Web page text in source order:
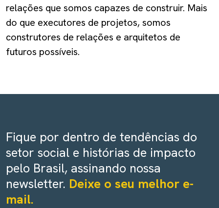
relações que somos capazes de construir. Mais
do que executores de projetos, somos
construtores de relações e arquitetos de
futuros possíveis.
Fique por dentro de tendências do
setor social e histórias de impacto
pelo Brasil, assinando nossa
newsletter. Deixe o seu melhor e-
mail.